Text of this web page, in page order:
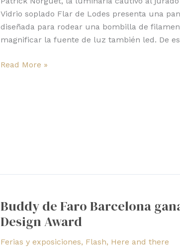
Vidrio soplado Flar de Lodes presenta una
diseñada para rodear una bombilla de
magnificar la fuente de luz también led. De
Read More »
Buddy de Faro Barcelona
Design Award
Ferias y exposiciones, Flash, Here and there
Faro
Barcelona
el